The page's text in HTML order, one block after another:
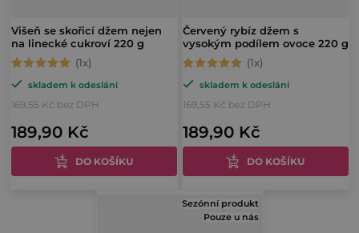
u
t
ů
o
d
u
k
t
Višeň se skořicí džem nejen
na linecké cukroví 220 g
Průměrné
hodnocení
produktu
je
5,0
z
skladem k odeslání
169,55 Kč bez DPH
189,90 Kč
DO KOŠÍKU
Červený rybíz džem s
vysokým podílem ovoce 220 g
Průměrné
hodnocení
produktu
je
5,0
z
5
hvězdiček.
skladem k odeslání
169,55 Kč bez DPH
189,90 Kč
DO KOŠÍKU
Sezónní produkt
Pouze u nás